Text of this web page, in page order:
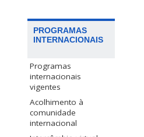
PROGRAMAS
INTERNACIONAIS
Programas
internacionais
vigentes
Acolhimento à
comunidade
internacional